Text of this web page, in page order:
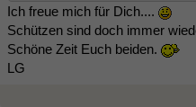
Ich freue mich für Dich....
Schützen sind doch immer
Schöne Zeit Euch beiden.
LG